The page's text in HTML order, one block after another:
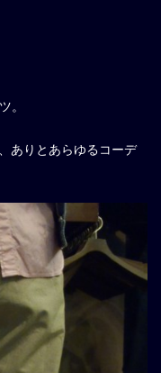
。
ありとあらゆるコーデ